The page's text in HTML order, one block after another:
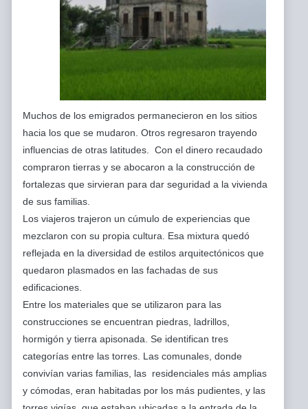
Muchos de los emigrados permanecieron en los sitios
hacia los que se mudaron. Otros regresaron trayendo
influencias de otras latitudes. Con el dinero recaudado
compraron tierras y se abocaron a la construcción de
fortalezas que sirvieran para dar seguridad a la vivienda
de sus familias.
Los viajeros trajeron un cúmulo de experiencias que
mezclaron con su propia cultura. Esa mixtura quedó
reflejada en la diversidad de estilos arquitectónicos que
quedaron plasmados en las fachadas de sus
edificaciones.
Entre los materiales que se utilizaron para las
construcciones se encuentran piedras, ladrillos,
hormigón y tierra apisonada. Se identifican tres
categorías entre las torres. Las comunales, donde
convivían varias familias, las residenciales más amplias
y cómodas, eran habitadas por los más pudientes, y las